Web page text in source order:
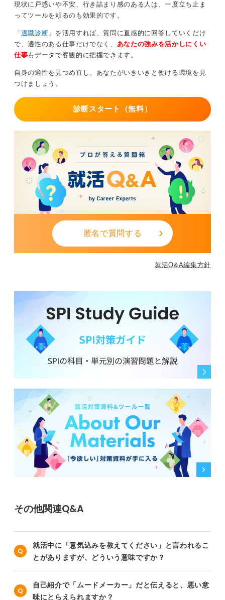
私の過去の支援でも、参加した企業のインターンで高い
能力や人柄が企業に伝わっているため、一般選考で初見
の学生と比べて有利に進む可能性が高いと考えられま
す。
早期選考では、まだ準備段階の学生も多いため、最低限
の自己分析や企業研究ができていれば、企業への熱意や
「早期選考は受かりやすい」というのは一面の真実です
が、それはあなたが戦略的に準備し、誠実な姿勢で臨む
考をあなたの就職活動を有利に進めるための戦略的な選
択として活用していきましょう。
0
現状に戸惑いや不安、行き詰まり感のある人は、一度立ち止ま
ってツールを頼るのも効果的です。
「 適職診断 」を活用すれば、質問に直感的に回答していくだけ
で、適性のある仕事だけでなく、 あなたの強みを活かしにくい
仕事もデータで客観的に把握できます。
自身の適性を見つめ直し、あなたがいきいきと働ける環境を見
つけましょう。
診断スタート（無料）
匿名で質問する
就活Q&A編集方針
その他関連Q&A
就活中に「意気込みを教えてください」と言われるこ
とがありますが、どういう意味ですか？
自己紹介で「ムードメーカー」だと伝えると、悪い意
味にとらえられますか？